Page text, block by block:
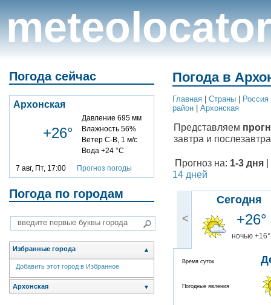
meteolocator
Погода сейчас
Архонская
+26°
Давление 695 мм
Влажность 56%
Ветер С-В, 1 м/с
Вода +24 °C
7 авг, Пт, 17:00 Прогноз погоды
Погода по городам
Избранные города ▲
Добавить этот город в Избранное
Архонская ▼
Погода в
Главная Cтраны Россия
район
Архонская
Представляем
завтра и
Прогноз на: 1-3 дня
14 дней
<
Сегодня
+26°
ночью +16°
Время суток
Погодные явления